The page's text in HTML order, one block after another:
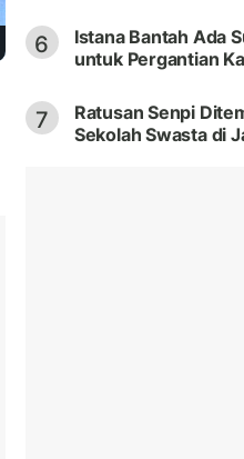
6
Istana Bantah Ada
untuk Pergantian
7
Ratusan Senpi
Sekolah Swasta di